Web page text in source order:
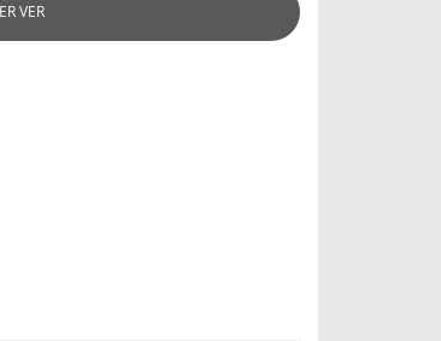
VER